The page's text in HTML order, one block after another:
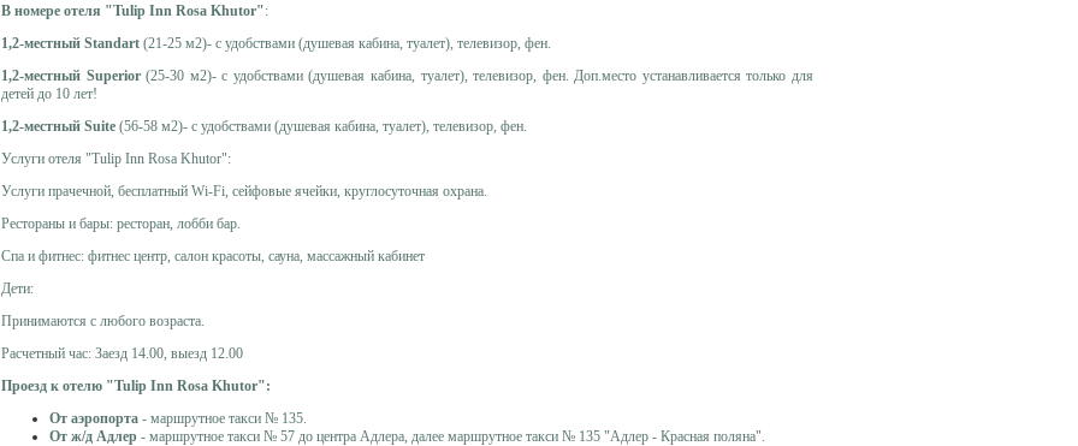
В номере отеля "Tulip Inn Rosa Khutor":
1,2-местный Standart (21-25 м2)- с удобствами (душевая кабина, туалет), телевизор, фен.
1,2-местный Superior(25-30 м2)- с удобствами (душевая кабина, туалет), телевизор, фен. Доп.место устанавливается только для
детей до 10 лет!
1,2-местный Suite (56-58 м2)- с удобствами (душевая кабина, туалет), телевизор, фен.
Услуги отеля "Tulip Inn Rosa Khutor":
Услуги прачечной, бесплатный Wi-Fi, сейфовые ячейки, круглосуточная охрана.
Рестораны и бары: ресторан, лобби бар.
Спа и фитнес: фитнес центр, салон красоты, сауна, массажный кабинет
Дети:
Принимаются с любого возраста.
Расчетный час: Заезд 14.00, выезд 12.00
Проезд к отелю "Tulip Inn Rosa Khutor":
От аэропорта - маршрутное такси № 135.
От ж/д Адлер - маршрутное такси № 57 до центра Адлера, далее маршрутное такси № 135 "Адлер - Красная поляна".